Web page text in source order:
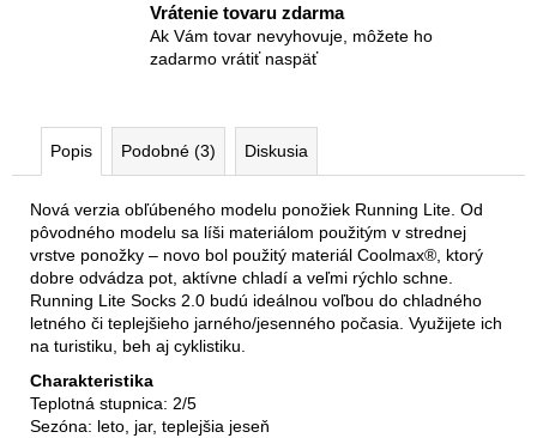
Vrátenie tovaru zdarma
Ak Vám tovar nevyhovuje, môžete ho
zadarmo vrátiť naspäť
Popis Podobné (3) Diskusia
Nová verzia obľúbeného modelu ponožiek Running Lite. Od
pôvodného modelu sa líši materiálom použitým v strednej
vrstve ponožky – novo bol použitý materiál Coolmax®, ktorý
dobre odvádza pot, aktívne chladí a veľmi rýchlo schne.
Running Lite Socks 2.0 budú ideálnou voľbou do chladného
letného či teplejšieho jarného/jesenného počasia. Využijete ich
na turistiku, beh aj cyklistiku.
Charakteristika
Teplotná stupnica: 2/5
Sezóna: leto, jar, teplejšia jeseň